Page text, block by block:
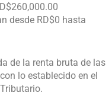
desde RD$0 hasta
de la renta bruta de las
lo establecido en el